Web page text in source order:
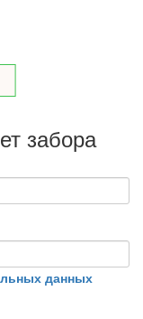
забора
данных